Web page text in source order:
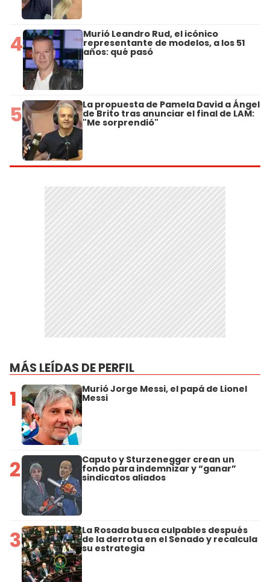
4 Murió Leandro Rud, el icónico
representante de modelos, a los 51
años: qué pasó
5 La propuesta de Pamela David a Ángel
de Brito tras anunciar el final de LAM:
"Me sorprendió"
MÁS LEÍDAS DE PERFIL
1 Murió Jorge Messi, el papá de Lionel
Messi
2 Caputo y Sturzenegger crean un
fondo para indemnizar y “ganar”
sindicatos aliados
3 La Rosada busca culpables después
de la derrota en el Senado y recalcula
su estrategia